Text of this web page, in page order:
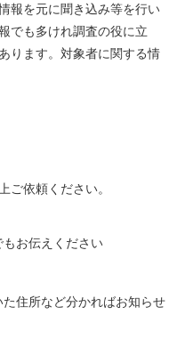
報を元に聞き込み等を行い
でも多けれ調査の役に立
ります。対象者に関する情
ご依頼ください。
お伝えください
住所など分かればお知らせ